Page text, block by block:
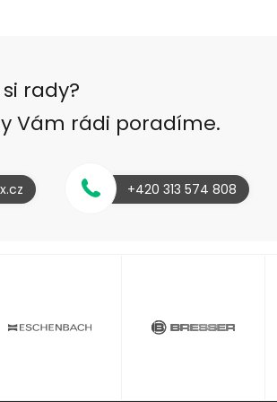
rady?
Vám rádi poradíme.
+420 313 574 808